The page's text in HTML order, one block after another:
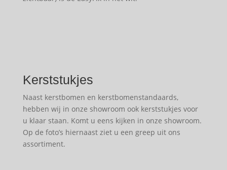
Kerststukjes
Naast kerstbomen en kerstbomenstandaards,
hebben wij in onze showroom ook kerststukjes voor
u klaar staan. Komt u eens kijken in onze showroom.
Op de foto’s hiernaast ziet u een greep uit ons
assortiment.